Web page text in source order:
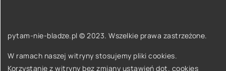
pytam-nie-bladze.pl © 2023. Wszelkie prawa zastrzeżone.
W ramach naszej witryny stosujemy pliki cookies.
Korzystanie z witryny bez zmiany ustawień dot. cookies